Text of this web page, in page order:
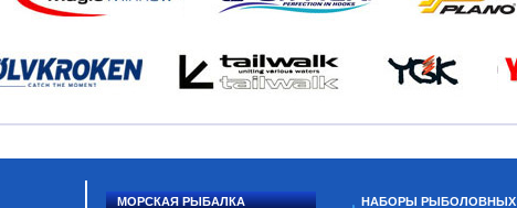
МОРСКАЯ РЫБАЛКА НАБОРЫ РЫБОЛОВНЫХ